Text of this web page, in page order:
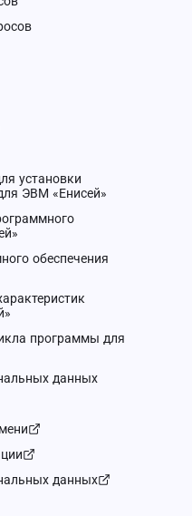
установки
ЭВМ «Енисей»
обеспечения
программы для
данных
данных